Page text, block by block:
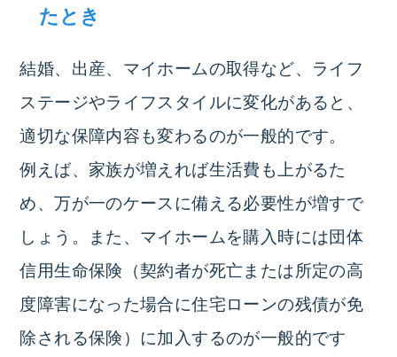
たとき
結婚、出産、マイホームの取得など、 ライフ
ステージやライフスタイルに変化があると、
適切な保障内容も変わるのが一般的です。
例えば、家族が増えれば生活費も上がるた
め、万が一のケースに備える必要性が増すで
しょう。また、マイホームを購入時には団体
信用生命保険（契約者が死亡または所定の高
度障害になった場合に住宅ローンの残債が免
除される保険）に加入するのが一般的です